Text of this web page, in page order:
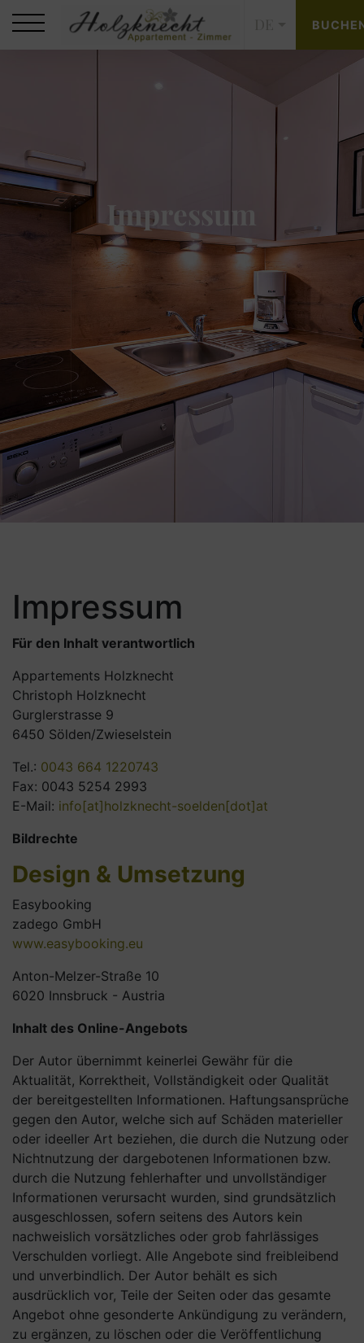
Impressum
Impressum
Für den Inhalt verantwortlich
Appartements Holzknecht
Christoph Holzknecht
Gurglerstrasse 9
6450 Sölden/Zwieselstein
Tel.: 0043 664 1220743
Fax: 0043 5254 2993
E-Mail: info[at]holzknecht-soelden[dot]at
Bildrechte
Design & Umsetzung
Easybooking
zadego GmbH
www.easybooking.eu
Anton-Melzer-Straße 10
6020 Innsbruck - Austria
Inhalt des Online-Angebots
Der Autor übernimmt keinerlei Gewähr für die
Aktualität, Korrektheit, Vollständigkeit oder Qualität
der bereitgestellten Informationen. Haftungsansprüche
gegen den Autor, welche sich auf Schäden materieller
oder ideeller Art beziehen, die durch die Nutzung oder
Nichtnutzung der dargebotenen Informationen bzw.
durch die Nutzung fehlerhafter und unvollständiger
Informationen verursacht wurden, sind grundsätzlich
ausgeschlossen, sofern seitens des Autors kein
nachweislich vorsätzliches oder grob fahrlässiges
Verschulden vorliegt. Alle Angebote sind freibleibend
und unverbindlich. Der Autor behält es sich
ausdrücklich vor, Teile der Seiten oder das gesamte
Angebot ohne gesonderte Ankündigung zu verändern,
zu ergänzen, zu löschen oder die Veröffentlichung